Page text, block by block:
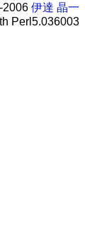
2006 伊達 晶一
Perl5.036003